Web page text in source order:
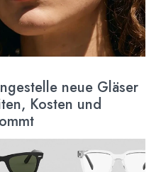
neue Gläser
Kosten und